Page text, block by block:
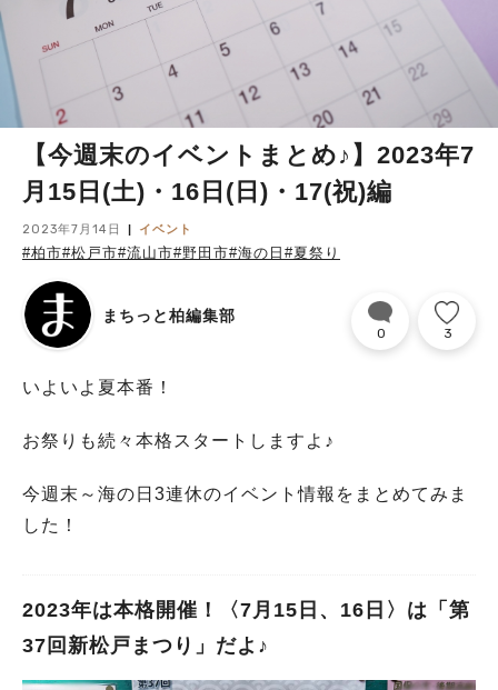
【今週末のイベントまとめ♪】2023年7
月15日(土)・16日(日)・17(祝)編
2023年7月14日 イベント
#柏市#松戸市#流山市#野田市#海の日 #夏祭り
まちっと柏編集部
0 3
いよいよ夏本番！
お祭りも続々本格スタートしますよ♪
今週末～海の日3連休のイベント情報をまとめてみま
した！
2023年は本格開催！〈7月15日、16日〉は「第
37回新松戸まつり」だよ♪